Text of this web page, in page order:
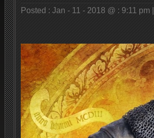
Posted : Jan - 11 - 2018 @ : 9:11 pm |